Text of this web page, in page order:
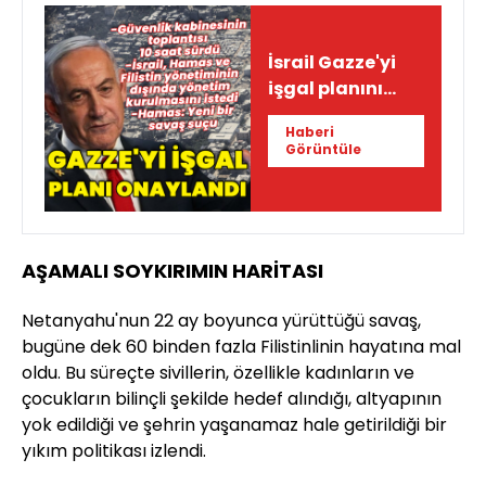
İsrail Gazze'yi
işgal planını
onayladı
Haberi
Görüntüle
AŞAMALI SOYKIRIMIN HARİTASI
Netanyahu'nun 22 ay boyunca yürüttüğü savaş,
bugüne dek 60 binden fazla Filistinlinin hayatına mal
oldu. Bu süreçte sivillerin, özellikle kadınların ve
çocukların bilinçli şekilde hedef alındığı, altyapının
yok edildiği ve şehrin yaşanamaz hale getirildiği bir
yıkım politikası izlendi.